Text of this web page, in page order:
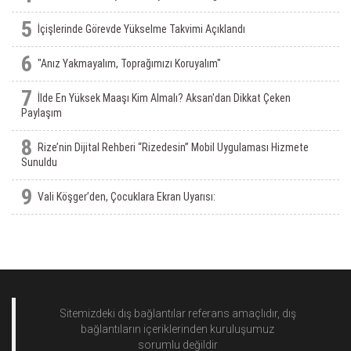
5 İçişlerinde Görevde Yükselme Takvimi Açıklandı
6 "Anız Yakmayalım, Toprağımızı Koruyalım"
7
İlde En Yüksek Maaşı Kim Almalı? Aksan'dan Dikkat Çeken
Paylaşım
8
Rize’nin Dijital Rehberi “Rizedesin” Mobil Uygulaması Hizmete
Sunuldu
9 Vali Köşger’den, Çocuklara Ekran Uyarısı:
Sitemizdeki dış bağlantılar referans amaçlıdır, dış
bağlantıların içeriklerinden kuruluşumuz
sorumlu değildir